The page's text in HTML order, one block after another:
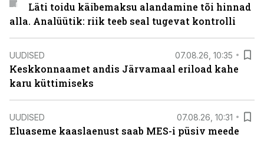
Läti toidu käibemaksu alandamine tõi hinnad
alla. Analüütik: riik teeb seal tugevat kontrolli
UUDISED 07.08.26, 10:35
Keskkonnaamet andis Järvamaal eriload kahe
karu küttimiseks
UUDISED 07.08.26, 10:31
Eluaseme kaaslaenust saab MES-i püsiv meede